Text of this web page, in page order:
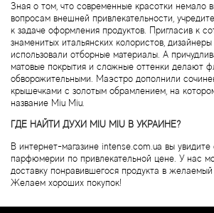
Зная о том, что современные красотки немало
вопросам внешней привлекательности,
к задаче оформления продуктов. Пригласив к
знаменитых итальянских колористов,
использовали отборные материалы. А
матовые покрытия и сложные оттенки делают
обворожительными. Маэстро дополнили
крышечками с золотым обрамлением, на
название Miu Miu.
ГДЕ НАЙТИ ДУХИ MIU MIU В УКРАИНЕ?
В интернет-магазине intense.com.ua вы
парфюмерии по привлекательной цене. У нас
доставку понравившегося продукта в
Желаем хороших покупок!
Baviphat
BeauFort London
Bebe
Benetton
Bentley
Beso Beach